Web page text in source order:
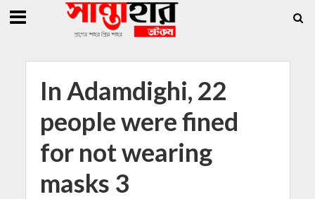
সাধারণ সম্পাদক সোহাগ » সান্তাহারে হেরোইনসহ যুবক গ্রেফতার
In Adamdighi, 22
people were fined
for not wearing
masks 3